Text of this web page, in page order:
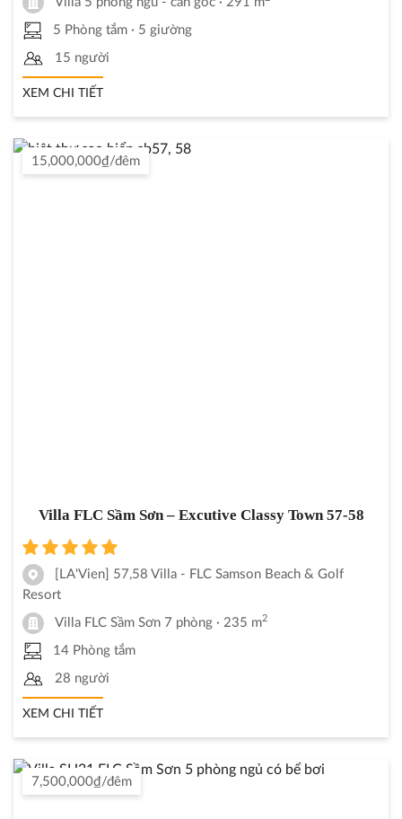
5 Phòng tắm · 5 giường
15 người
XEM CHI TIẾT
15,000,000₫/đêm
Villa FLC Sầm Sơn – Excutive Classy Town 57-58
[LA'Vien] 57,58 Villa - FLC Samson Beach & Golf
Resort
Villa FLC Sầm Sơn 7 phòng · 235 m2
14 Phòng tắm
28 người
XEM CHI TIẾT
7,500,000₫/đêm